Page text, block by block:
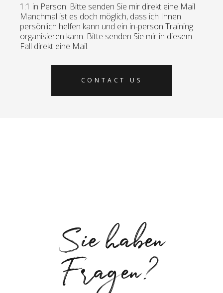
1:1 in Person: Bitte senden Sie mir direkt eine Mail
Manchmal ist es doch möglich, dass ich Ihnen
persönlich helfen kann und ein in-person Training
organisieren kann. Bitte senden Sie mir in diesem
Fall direkt eine Mail.
CONTACT US
Sie haben
Fragen?